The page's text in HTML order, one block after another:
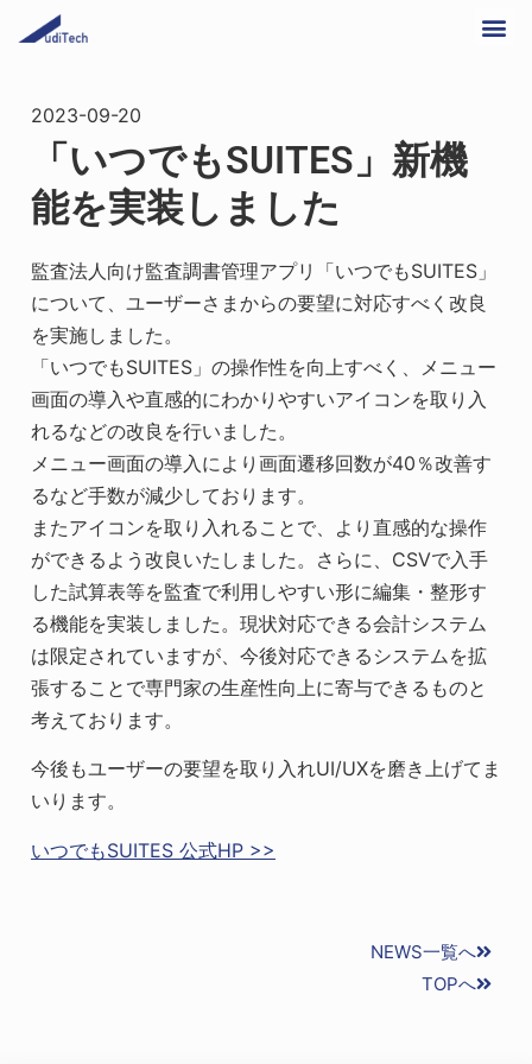
2023-09-20
「いつでもSUITES」新機
能を実装しました
監査法人向け監査調書管理アプリ「いつでもSUITES」
について、ユーザーさまからの要望に対応すべく改良
を実施しました。
「いつでもSUITES」の操作性を向上すべく、メニュー
画面の導入や直感的にわかりやすいアイコンを取り入
れるなどの改良を行いました。
メニュー画面の導入により画面遷移回数が40％改善す
るなど手数が減少しております。
またアイコンを取り入れることで、より直感的な操作
ができるよう改良いたしました。さらに、CSVで入手
した試算表等を監査で利用しやすい形に編集・整形す
る機能を実装しました。現状対応できる会計システム
は限定されていますが、今後対応できるシステムを拡
張することで専門家の生産性向上に寄与できるものと
考えております。
今後もユーザーの要望を取り入れUI/UXを磨き上げてま
いります。
いつでもSUITES 公式HP >>
NEWS一覧へ
TOPへ